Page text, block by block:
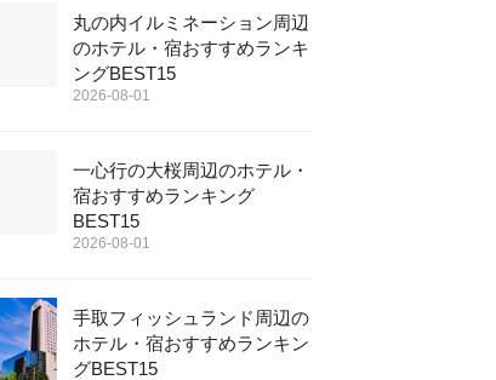
丸の内イルミネーション周辺
のホテル・宿おすすめランキ
ングBEST15
2026-08-01
一心行の大桜周辺のホテル・
宿おすすめランキング
BEST15
2026-08-01
手取フィッシュランド周辺の
ホテル・宿おすすめランキン
グBEST15